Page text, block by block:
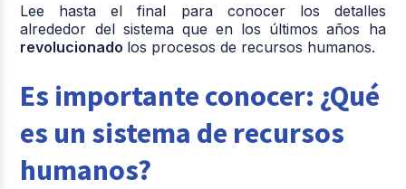
Lee hasta el final para conocer los detalles
alrededor del sistema que en los últimos años ha
revolucionado los procesos de recursos humanos.
Es importante conocer: ¿Qué
es un sistema de recursos
humanos?